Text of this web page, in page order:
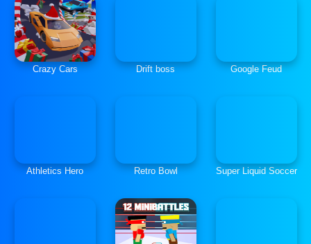
Crazy Cars Drift boss Google Feud
Athletics Hero Retro Bowl Super Liquid Soccer